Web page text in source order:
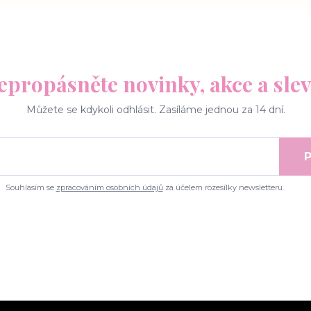
novinky, akce a
Můžete se kdykoli odhlásit. Zasíláme jednou za 14 dní.
Souhlasím se zpracováním osobních údajůza účelem rozesílky newsletteru.